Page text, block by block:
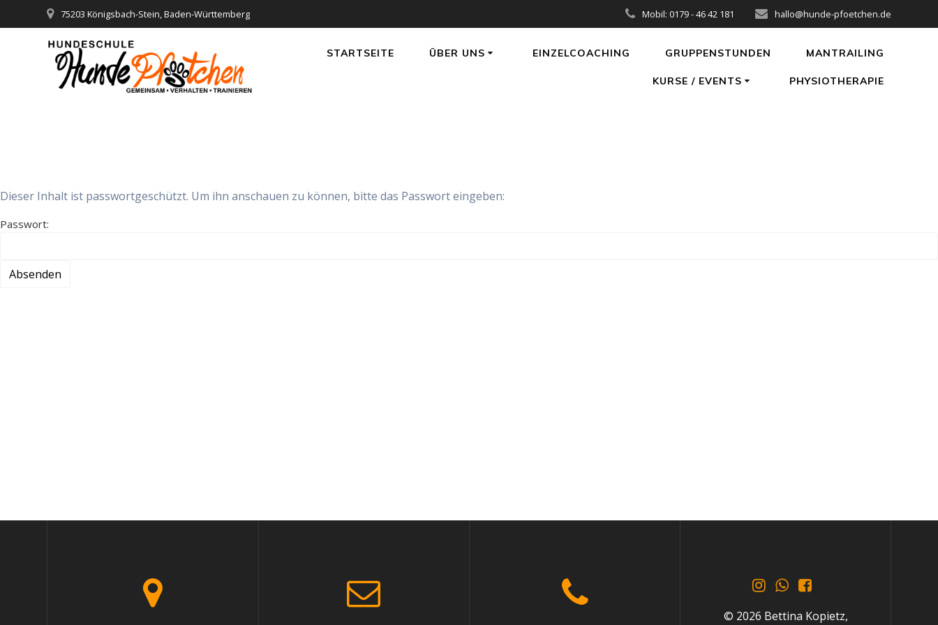
Inhalt
75203 Königsbach-Stein, Baden-Württemberg Mobil: 0179 - 46 42 181 hallo@hunde-pfoetchen.de
STARTSEITE ÜBER UNS EINZELCOACHING GRUPPENSTUNDEN MANTRAILING
KURSE / EVENTS PHYSIOTHERAPIE
Dieser Inhalt ist passwortgeschützt. Um ihn anschauen zu können, bitte das Passwort eingeben:
Passwort:
© 2026 Bettina Kopietz,